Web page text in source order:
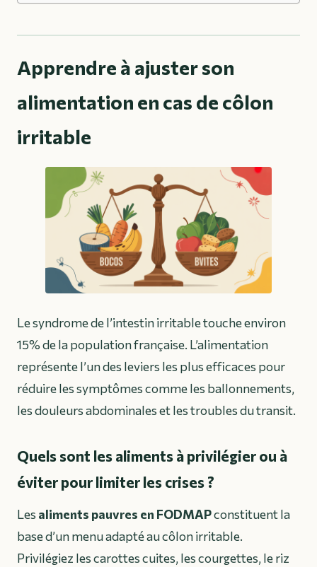
Apprendre à ajuster son
alimentation en cas de côlon
irritable
Le syndrome de l’intestin irritable touche environ
15% de la population française. L’alimentation
représente l’un des leviers les plus efficaces pour
réduire les symptômes comme les ballonnements,
les douleurs abdominales et les troubles du transit.
Quels sont les aliments à privilégier ou à
éviter pour limiter les crises ?
Lesaliments pauvres en FODMAPconstituent la
base d’un menu adapté au côlon irritable.
Privilégiez les carottes cuites, les courgettes, le riz